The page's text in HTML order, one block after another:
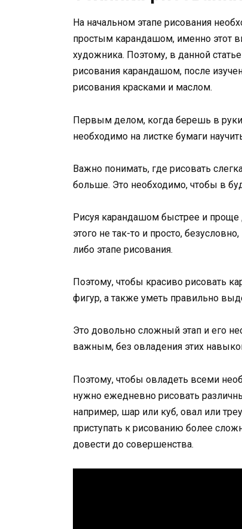
На начальном этапе рисования
простым карандашом, именно этот
художника. Поэтому, в данной
рисования карандашом, после
рисования красками и маслом.
Первым делом, когда берешь в руки
необходимо на листке бумаги
Важно понимать, где рисовать
больше. Это необходимо, чтобы в
Рисуя карандашом быстрее и проще
этого не так-то и просто,
либо этапе рисования.
Поэтому, чтобы красиво рисовать
фигур, а также уметь правильно
Это довольно сложный этап и его
важным, без овладения этих
Поэтому, чтобы овладеть всеми
нужно ежедневно рисовать
например, шар или куб, овал или
приступать к рисованию более
довести до совершенства.